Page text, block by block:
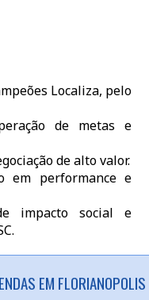
Localiza, pelo
de metas e
de alto valor.
em performance e
impacto social e
EM FLORIANOPOLIS